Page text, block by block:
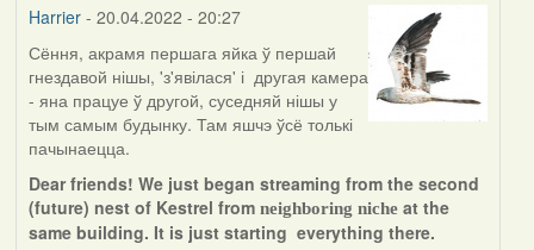
Harrier- 20.04.2022 - 20:27
Сёння, акрамя першага яйка ў першай
гнездавой нішы, 'з'явілася' і другая камера
- яна працуе ў другой, суседняй нішы у
тым самым будынку. Там яшчэ ўсё толькі
пачынаецца.
Dear friends! We just began streaming from the second
(future) nest of Kestrel from neighboring nicheat the
same building. It is just starting everything there.